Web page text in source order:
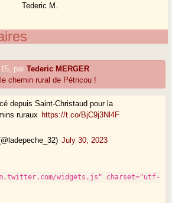
Tederic M.
parTederic MERGER
chemin rural de Pétricou !
depuis Saint-Christaud pour la
ruraux https://t.co/BjC9j3Nl4F
July 30, 2023
widgets.js" charset="utf-